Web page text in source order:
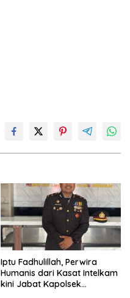
Iptu Fadhulillah, Perwira
Humanis dari Kasat Intelkam
kini Jabat Kapolsek